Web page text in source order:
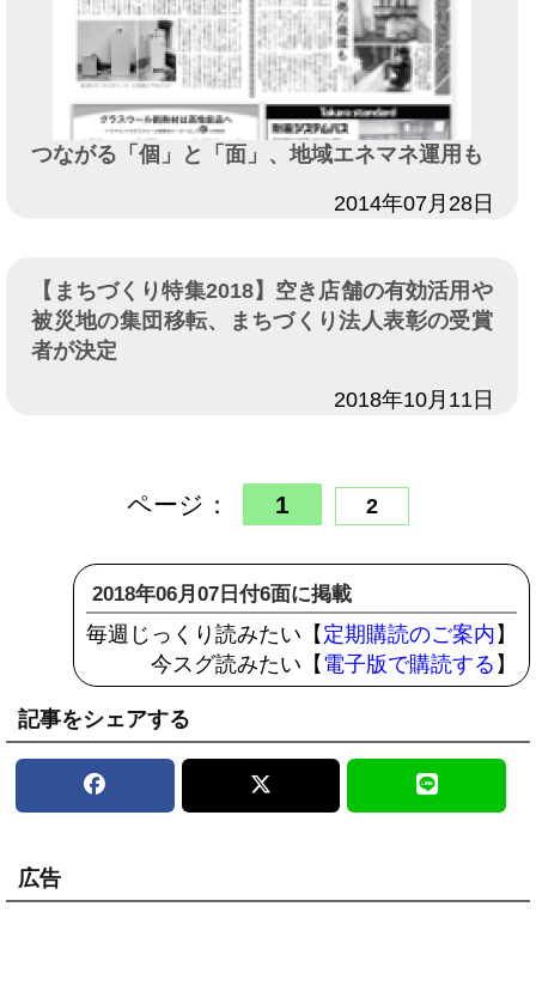
つながる「個」と「面」、地域エネマネ運用も
2014年07月28日
【まちづくり特集2018】空き店舗の有効活用や
被災地の集団移転、まちづくり法人表彰の受賞
者が決定
2018年10月11日
ページ： 1 2
2018年06月07日付6面に掲載
毎週じっくり読みたい【 定期購読のご案内 】
今スグ読みたい【 電子版で購読する 】
記事をシェアする
広告